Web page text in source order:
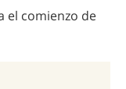
el comienzo de